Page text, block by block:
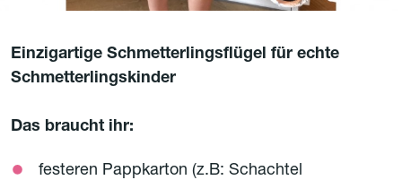
Einzigartige Schmetterlingsflügel für echte
Schmetterlingskinder
Das braucht ihr:
festeren Pappkarton (z.B: Schachtel